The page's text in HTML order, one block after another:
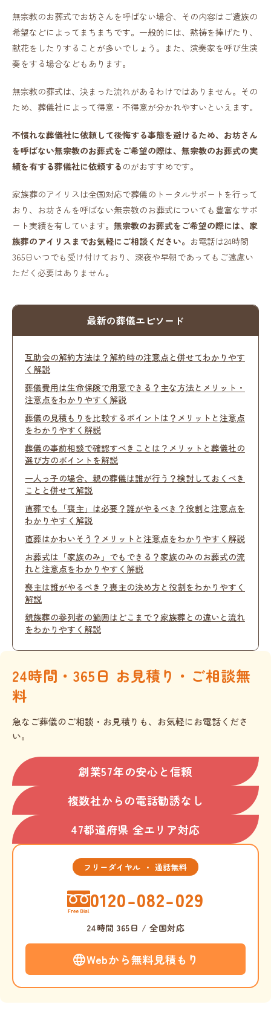
無宗教のお葬式でお坊さんを呼ばない場合、その内容はご遺族の
希望などによってまちまちです。一般的には、黙祷を捧げたり、
献花をしたりすることが多いでしょう。また、演奏家を呼び生演
奏をする場合などもあります。
無宗教の葬式は、決まった流れがあるわけではありません。その
ため、葬儀社によって得意・不得意が分かれやすいといえます。
不慣れな葬儀社に依頼して後悔する事態を避けるため、お坊さん
を呼ばない無宗教のお葬式をご希望の際は、無宗教のお葬式の実
績を有する葬儀社に依頼する のがおすすめです。
家族葬のアイリスは全国対応で葬儀のトータルサポートを行って
おり、お坊さんを呼ばない無宗教のお葬式についても豊富なサポ
ート実績を有しています。 無宗教のお葬式をご希望の際には、家
族葬のアイリスまでお気軽にご相談ください。 お電話は24時間
365日いつでも受け付けており、深夜や早朝であってもご遠慮い
ただく必要はありません。
最新の葬儀エピソード
互助会の解約方法は？解約時の注意点と併せてわかりやす
く解説
葬儀費用は生命保険で用意できる？主な方法とメリット・
注意点をわかりやすく解説
葬儀の見積もりを比較するポイントは？メリットと注意点
をわかりやすく解説
葬儀の事前相談で確認すべきことは？メリットと葬儀社の
選び方のポイントを解説
一人っ子の場合、親の葬儀は誰が行う？検討しておくべき
ことと併せて解説
直葬でも「喪主」は必要？誰がやるべき？役割と注意点を
わかりやすく解説
直葬はかわいそう？メリットと注意点をわかりやすく解説
お葬式は「家族のみ」でもできる？家族のみのお葬式の流
れと注意点をわかりやすく解説
喪主は誰がやるべき？喪主の決め方と役割をわかりやすく
解説
親族葬の参列者の範囲はどこまで？家族葬との違いと流れ
をわかりやすく解説
24時間・365日 お見積り・ご相談無
料
急なご葬儀のご相談・お見積りも、お気軽にお電話くださ
い。
創業57年の安心と信頼
複数社からの電話勧誘なし
47都道府県 全エリア対応
フリーダイヤル ・ 通話無料
0120-082-029
24時間 365日 / 全国対応
Webから無料見積もり